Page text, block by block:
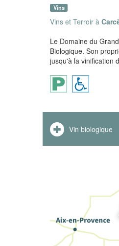
Vins
Vins et Terroir à
Le Domaine du
Biologique. Son
jusqu'à la vinification
Vin biologique